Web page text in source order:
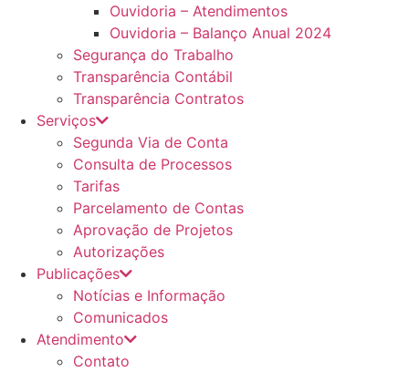
Ouvidoria – Atendimentos
Ouvidoria – Balanço Anual 2024
Segurança do Trabalho
Transparência Contábil
Transparência Contratos
Serviços
Segunda Via de Conta
Consulta de Processos
Tarifas
Parcelamento de Contas
Aprovação de Projetos
Autorizações
Publicações
Notícias e Informação
Comunicados
Atendimento
Contato